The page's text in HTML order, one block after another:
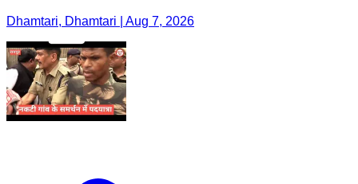
Dhamtari, Dhamtari | Aug 7, 2026